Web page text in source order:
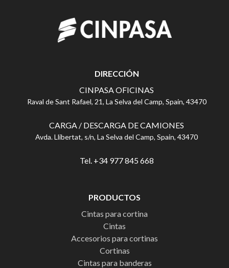
DIRECCIÓN
CINPASA OFICINAS
Raval de Sant Rafael, 21, La Selva del Camp, Spain, 43470
CARGA / DESCARGA DE CAMIONES
Avda. Llibertat, s/n, La Selva del Camp, Spain, 43470
Tel. +34 977 845 668
PRODUCTOS
Cintas para cortina
Cintas
Accesorios para cortinas
Cortinas
Cintas para banderas